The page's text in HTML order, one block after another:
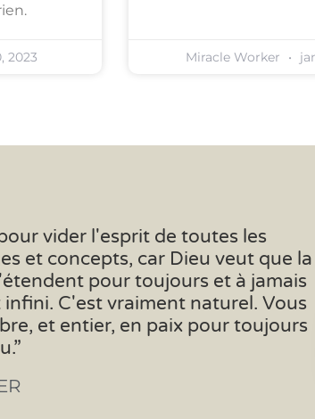
2023 Miracle Worker
vider l'esprit de toutes les
et concepts, car Dieu veut que la
pour toujours et à jamais
C'est vraiment naturel. Vous
et entier, en paix pour toujours